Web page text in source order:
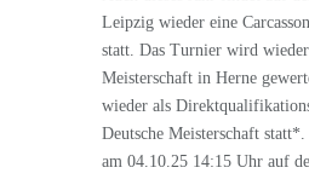
Leipzig wieder eine
statt. Das Turnier wird
Meisterschaft in Herne
wieder als
Deutsche Meisterschaft
am 04.10.25 14:15 Uhr auf